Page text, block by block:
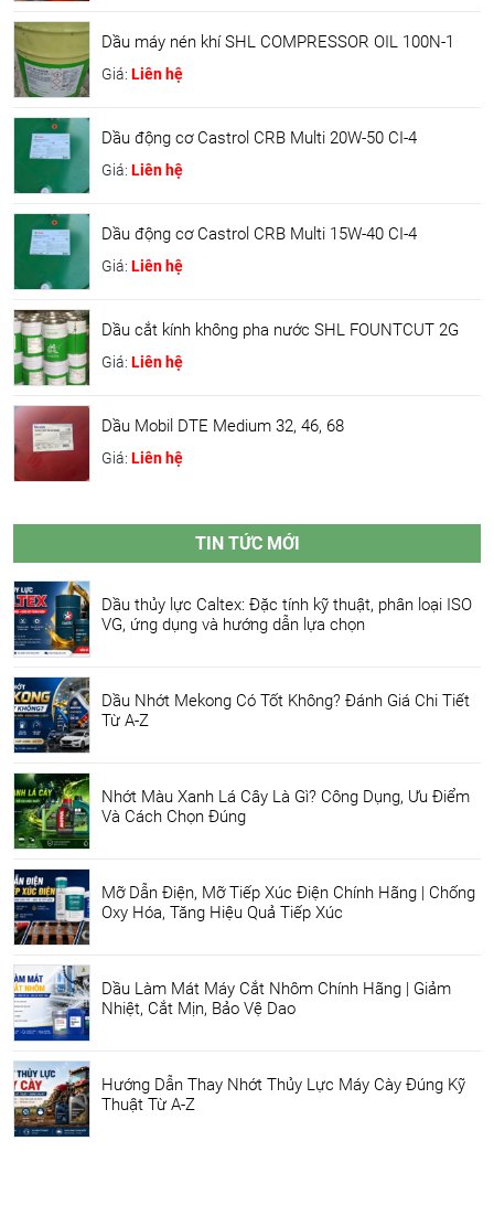
Dầu máy nén khí SHL COMPRESSOR OIL 100N-1
Giá: Liên hệ
Dầu động cơ Castrol CRB Multi 20W-50 CI-4
Giá: Liên hệ
Dầu động cơ Castrol CRB Multi 15W-40 CI-4
Giá: Liên hệ
Dầu cắt kính không pha nước SHL FOUNTCUT 2G
Giá: Liên hệ
Dầu Mobil DTE Medium 32, 46, 68
Giá: Liên hệ
TIN TỨC MỚI
Dầu thủy lực Caltex: Đặc tính kỹ thuật, phân loại ISO
VG, ứng dụng và hướng dẫn lựa chọn
Dầu Nhớt Mekong Có Tốt Không? Đánh Giá Chi Tiết
Từ A-Z
Nhớt Màu Xanh Lá Cây Là Gì? Công Dụng, Ưu Điểm
Và Cách Chọn Đúng
Mỡ Dẫn Điện, Mỡ Tiếp Xúc Điện Chính Hãng | Chống
Oxy Hóa, Tăng Hiệu Quả Tiếp Xúc
Dầu Làm Mát Máy Cắt Nhôm Chính Hãng | Giảm
Nhiệt, Cắt Mịn, Bảo Vệ Dao
Hướng Dẫn Thay Nhớt Thủy Lực Máy Cày Đúng Kỹ
Thuật Từ A-Z